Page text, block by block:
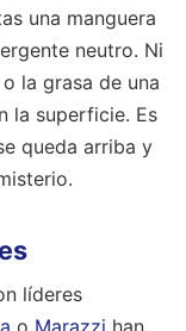
una manguera
neutro. Ni
la grasa de una
la superficie. Es
queda arriba y
líderes
o Marazzi han